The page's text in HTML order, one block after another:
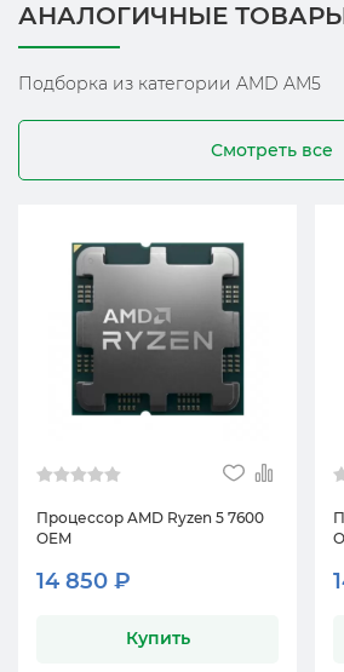
АНАЛОГИЧНЫЕ
Подборка из категории AMD AM5
Смотреть все
Процессор AMD Ryzen 5 7600
OEM
14 850 ₽
Купить